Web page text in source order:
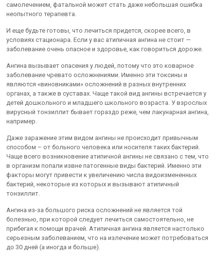
самолечением, фатальной может стать даже небольшая ошибка
неопытного терапевта.
И еще будьте готовы, что лечиться придется, скорее всего, в
условиях стационара. Если у вас атипичная ангина не стоит —
заболевание очень опасное и здоровье, как говориться дороже.
Ангина вызывает опасения у людей, потому что это коварное
заболевание чревато осложнениями. Именно эти токсины и
являются «виновниками» осложнений в разных внутренних
органах, а также в суставах. Чаще такой вид ангины встречается у
детей дошкольного и младшего школьного возраста. У взрослых
вирусный тонзиллит бывает гораздо реже, чем лакунарная ангина,
например.
Даже заражение этим видом ангины не происходит привычным
способом – от больного человека или носителя таких бактерий.
Чаще всего возникновение атипичной ангины не связано с тем, что
в организм попали извне патогенные виды бактерий. Именно эти
факторы могут привести к увеличению числа видоизмененных
бактерий, некоторые из которых и вызывают атипичный
тонзиллит.
Ангина из-за большого риска осложнений не является той
болезнью, при которой следует лечиться самостоятельно, не
прибегая к помощи врачей. Атипичная ангина является настолько
серьезным заболеванием, что на излечение может потребоваться
до 30 дней (а иногда и больше).